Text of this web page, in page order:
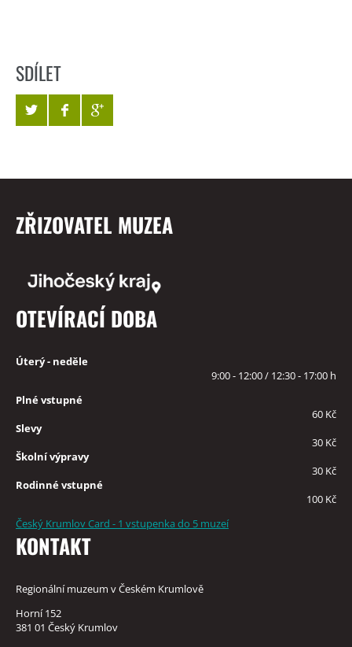
SDÍLET
ZŘIZOVATEL MUZEA
OTEVÍRACÍ DOBA
Úterý - neděle
9:00 - 12:00 / 12:30 - 17:00 h
Plné vstupné
60 Kč
Slevy
30 Kč
Školní výpravy
30 Kč
Rodinné vstupné
100 Kč
Český Krumlov Card - 1 vstupenka do 5 muzeí
KONTAKT
Regionální muzeum v Českém Krumlově
Horní 152
381 01 Český Krumlov